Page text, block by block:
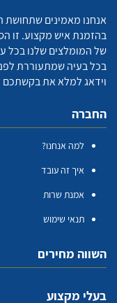
אנחנו מאמינים שתחושת
בהזמנת איש מקצוע. זו
של המומלצים שלנו בכל
בכל בעיה שמתעוררת
וידאג למלא את בקשתכם
החברה
למה אנחנו?
איך זה עובד
אמנת שרות
תנאי שימוש
השווה מחירים
בעלי מקצוע